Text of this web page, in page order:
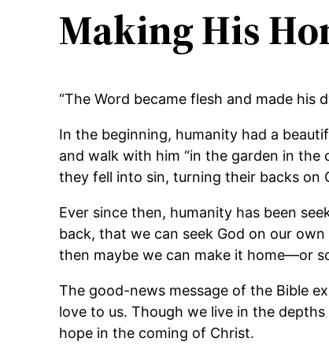
Making His
“The Word became flesh and made his
In the beginning, humanity had a
and walk with him “in the garden in
they fell into sin, turning their backs on
Ever since then, humanity has been
back, that we can seek God on our
then maybe we can make it home—or
The good-news message of the Bible
love to us. Though we live in the
hope in the coming of Christ.